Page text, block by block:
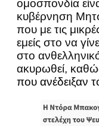
ομοσπονδία
κυβέρνηση
που με τις
εμείς στο να
στο
ακυρωθεί,
που ανέδειξαν